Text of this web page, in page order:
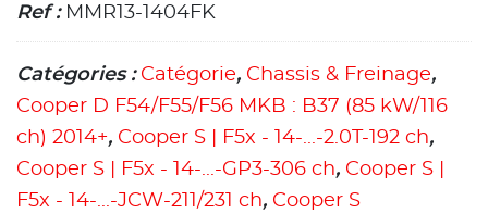
Ref : MMR13-1404FK
Catégories : Catégorie, Chassis & Freinage,
Cooper D F54/F55/F56 MKB : B37 (85 kW/116
ch) 2014+, Cooper S | F5x - 14-...-2.0T-192 ch,
Cooper S | F5x - 14-...-GP3-306 ch, Cooper S |
F5x - 14-...-JCW-211/231 ch, Cooper S